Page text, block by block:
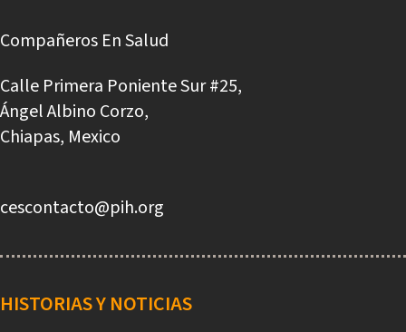
Compañeros En Salud
Calle Primera Poniente Sur #25,
Ángel Albino Corzo,
Chiapas, Mexico
cescontacto@pih.org
navigation
HISTORIAS Y NOTICIAS